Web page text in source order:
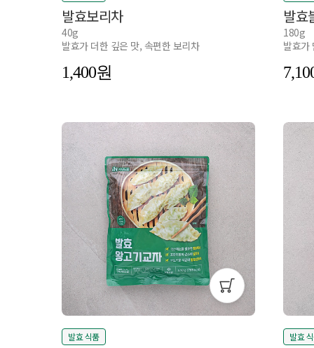
발효보리차
40g
발효가 더한 깊은 맛, 속편한 보리차
1,400
발효
180g
발효가
발효 식품 발효